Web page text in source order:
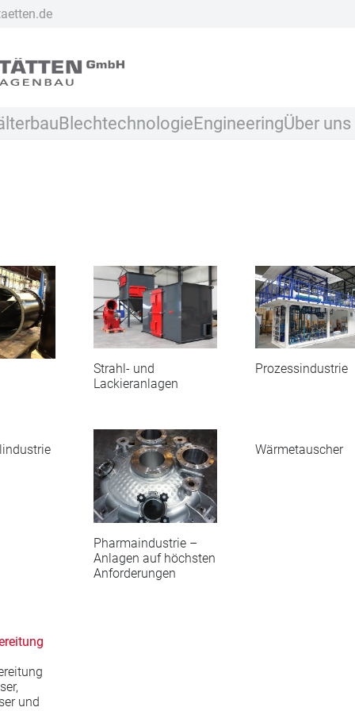
BlechtechnologieEngineeringÜber uns
Strahl- und
Lackieranlagen
Prozessindustrie
Pharmaindustrie –
Anlagen auf höchsten
Anforderungen
Wärmetauscher
und